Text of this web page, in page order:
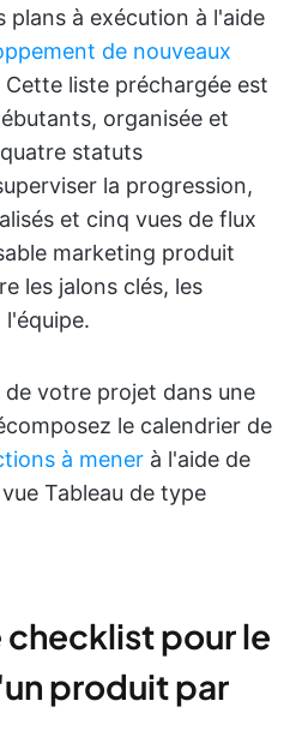
à exécution à l'aide
de nouveaux
Cette liste préchargée est
organisée et
statuts
la progression,
et cinq vues de flux
marketing produit
les jalons clés, les
l'équipe.
de votre projet dans une
le calendrier de
à mener à l'aide de
Tableau de type
checklist pour le
produit par